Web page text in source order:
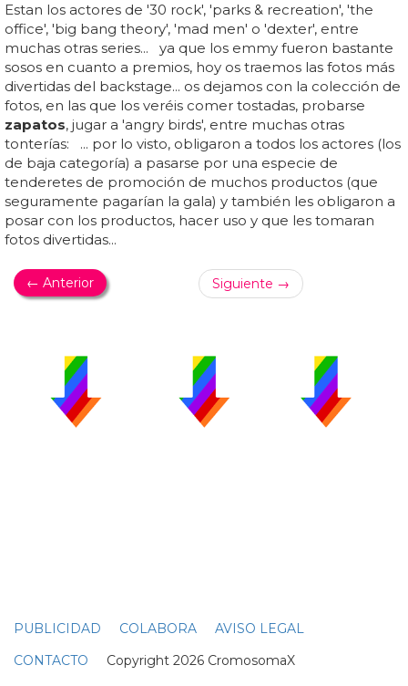
Estan los actores de '30 rock', 'parks & recreation', 'the
office', 'big bang theory', 'mad men' o 'dexter', entre
muchas otras series... ya que los emmy fueron bastante
sosos en cuanto a premios, hoy os traemos las fotos más
divertidas del backstage... os dejamos con la colección de
fotos, en las que los veréis comer tostadas, probarse
zapatos, jugar a 'angry birds', entre muchas otras
tonterías: ... por lo visto, obligaron a todos los actores (los
de baja categoría) a pasarse por una especie de
tenderetes de promoción de muchos productos (que
seguramente pagarían la gala) y también les obligaron a
posar con los productos, hacer uso y que les tomaran
fotos divertidas...
← Anterior Siguiente →
PUBLICIDAD COLABORA
AVISO LEGAL
CONTACTO Copyright 2026 CromosomaX